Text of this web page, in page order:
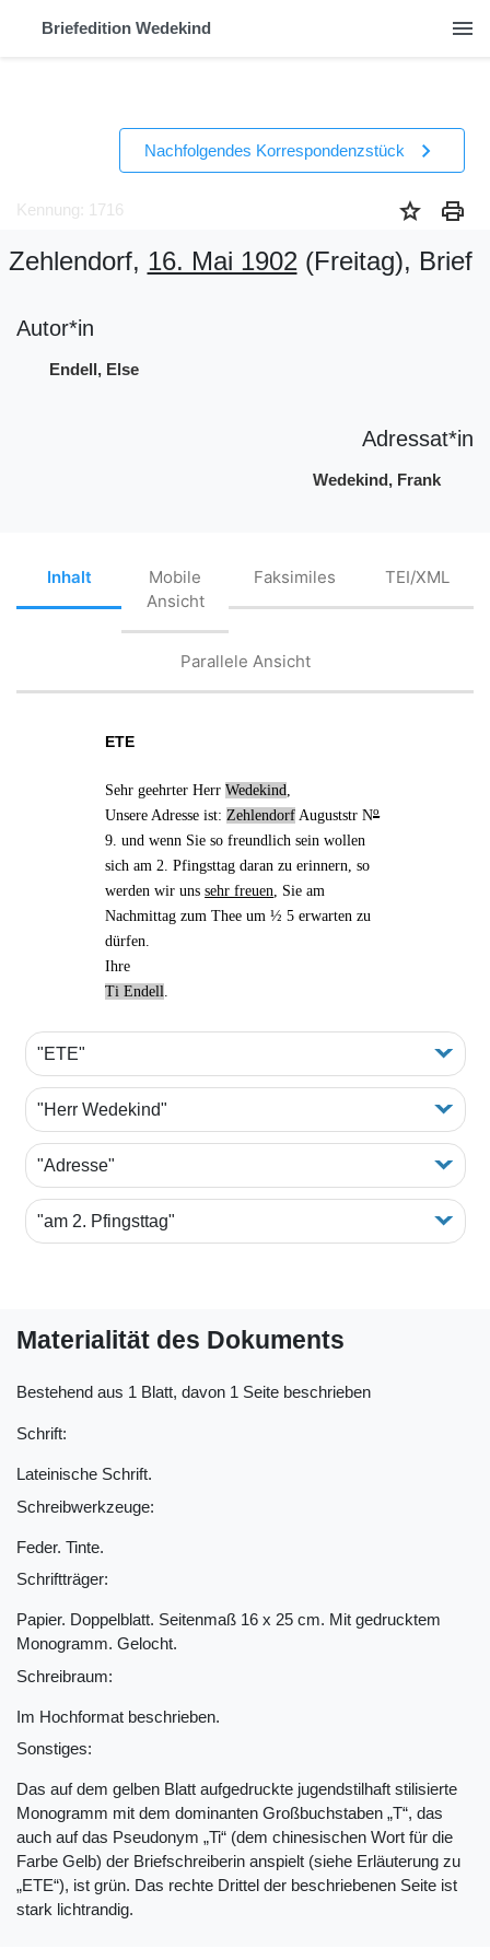
Briefedition Wedekind menu
Nachfolgendes Korrespondenzstück chevron_right
Kennung: 1716 star print
Zehlendorf, 16. Mai 1902(Freitag), Brief
Autor*in
Endell, Else
Adressat*in
Wedekind, Frank
Inhalt
Mobile
Ansicht
Faksimiles TEI/XML
Parallele Ansicht
ETE
Sehr geehrterHerrWedekind
Unsere Adresse ist: Zehlendorf Auguststr No
9. und wenn Sie so freundlich sein wollen
sicham 2. Pfingsttag daran zu erinnern, so
werden wir unssehr freuen , Sie am
Nachmittag zum Thee um ½ 5 erwarten zu
dürfen.
Ihre
Ti Endell
"ETE"
"Herr Wedekind"
"Adresse"
"am 2. Pfingsttag"
Materialität des Dokuments
Bestehend aus 1 Blatt, davon 1 Seite beschrieben
Schrift:
Lateinische Schrift.
Schreibwerkzeuge:
Feder. Tinte.
Schriftträger:
Papier. Doppelblatt. Seitenmaß 16 x 25 cm. Mit gedrucktem
Monogramm. Gelocht.
Schreibraum:
Im Hochformat beschrieben.
Sonstiges:
Das auf dem gelben Blatt aufgedruckte jugendstilhaft stilisierte
Monogramm mit dem dominanten Großbuchstaben „T“, das
auch auf das Pseudonym „Ti“ (dem chinesischen Wort für die
Farbe Gelb) der Briefschreiberin anspielt (siehe Erläuterung zu
„ETE“), ist grün. Das rechte Drittel der beschriebenen Seite ist
stark lichtrandig.